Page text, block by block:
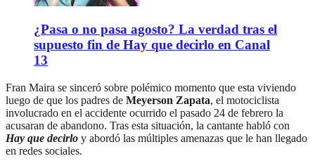
¿Pasa o no pasa agosto? La verdad tras el
supuesto fin de Hay que decirlo en Canal
13
Fran Maira se sinceró sobre polémico momento que esta viviendo
luego de que los padres de Meyerson Zapata, el motociclista
involucrado en el accidente ocurrido el pasado 24 de febrero la
acusaran de abandono. Tras esta situación, la cantante habló con
Hay que decirlo y abordó las múltiples amenazas que le han llegado
en redes sociales.